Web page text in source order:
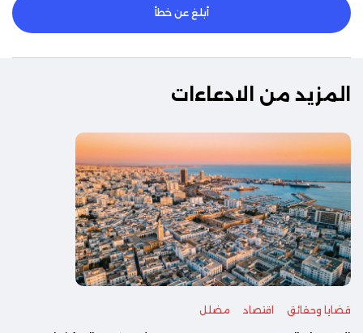
أبلغ عن خطأ
المزيد من الادعاءات
قضايا وحقائق اقتصاد مضلل